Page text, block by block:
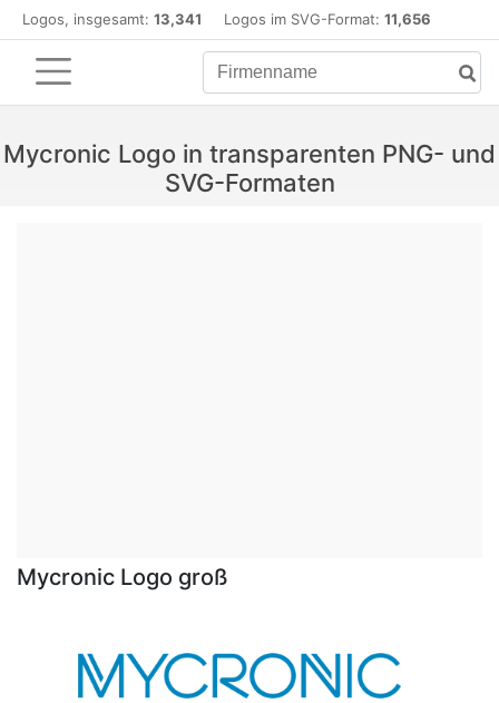
Logos, insgesamt: 13,341 Logos im SVG-Format: 11,656
Mycronic Logo in transparenten PNG- und
SVG-Formaten
Mycronic Logo groß